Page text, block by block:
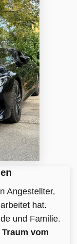
Angestellter,
hat.
und Familie.
vom